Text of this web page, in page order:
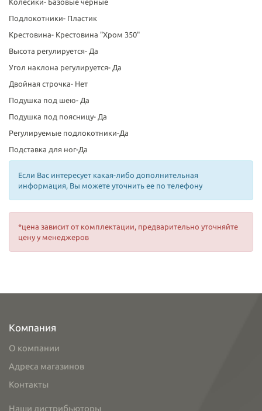
Колёсики- Базовые чёрные
Подлокотники- Пластик
Крестовина- Крестовина "Хром 350"
Высота регулируется- Да
Угол наклона регулируется- Да
Двойная строчка- Нет
Подушка под шею- Да
Подушка под поясницу- Да
Регулируемые подлокотники-Да
Подставка для ног-Да
Если Вас интересует какая-либо дополнительная
информация, Вы можете уточнить ее по телефону
*цена зависит от комплектации, предварительно уточняйте
цену у менеджеров
Компания
О компании
Адреса магазинов
Контакты
Наши дистрибьюторы